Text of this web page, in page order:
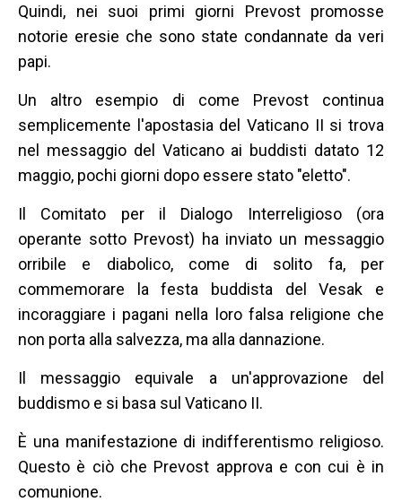
Quindi, nei suoi primi giorni Prevost promosse
notorie eresie che sono state condannate da veri
papi.
Un altro esempio di come Prevost continua
semplicemente l'apostasia del Vaticano II si trova
nel messaggio del Vaticano ai buddisti datato 12
maggio, pochi giorni dopo essere stato "eletto".
Il Comitato per il Dialogo Interreligioso (ora
operante sotto Prevost) ha inviato un messaggio
orribile e diabolico, come di solito fa, per
commemorare la festa buddista del Vesak e
incoraggiare i pagani nella loro falsa religione che
non porta alla salvezza, ma alla dannazione.
Il messaggio equivale a un'approvazione del
buddismo e si basa sul Vaticano II.
È una manifestazione di indifferentismo religioso.
Questo è ciò che Prevost approva e con cui è in
comunione.